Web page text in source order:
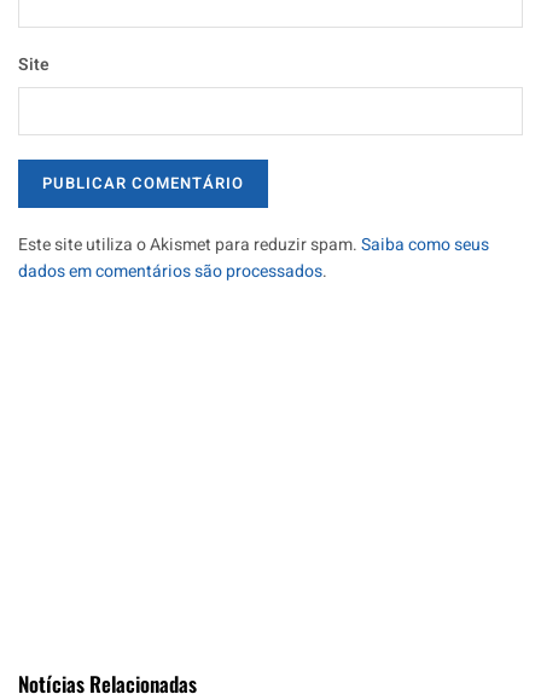
Site
Este site utiliza o Akismet para reduzir spam.Saiba como seus
dados em comentários são processados.
Notícias Relacionadas